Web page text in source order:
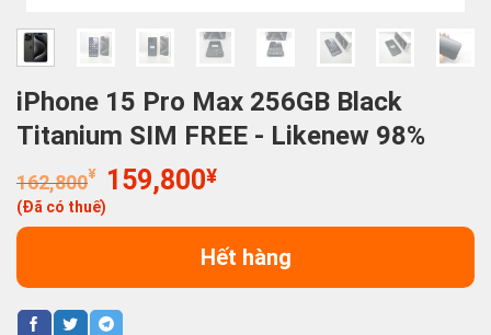
iPhone 15 Pro Max 256GB Black
Titanium SIM FREE - Likenew 98%
162,800¥
Giá
gốc
là:
162,800¥.
159,800¥Giá
tại
là:
159,800¥.
(Đã có thuế)
Hết hàng